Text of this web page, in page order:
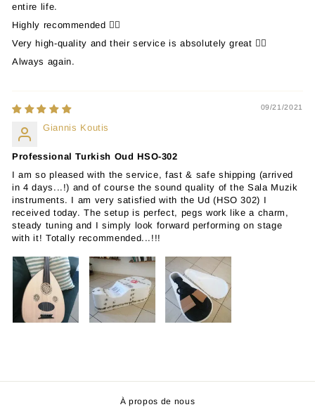
entire life.
Highly recommended 👌🏽
Very high-quality and their service is absolutely great 👍🏽
Always again.
09/21/2021
Giannis Koutis
Professional Turkish Oud HSO-302
I am so pleased with the service, fast & safe shipping (arrived
in 4 days...!) and of course the sound quality of the Sala Muzik
instruments. I am very satisfied with the Ud (HSO 302) I
received today. The setup is perfect, pegs work like a charm,
steady tuning and I simply look forward performing on stage
with it! Totally recommended...!!!
À propos de nous